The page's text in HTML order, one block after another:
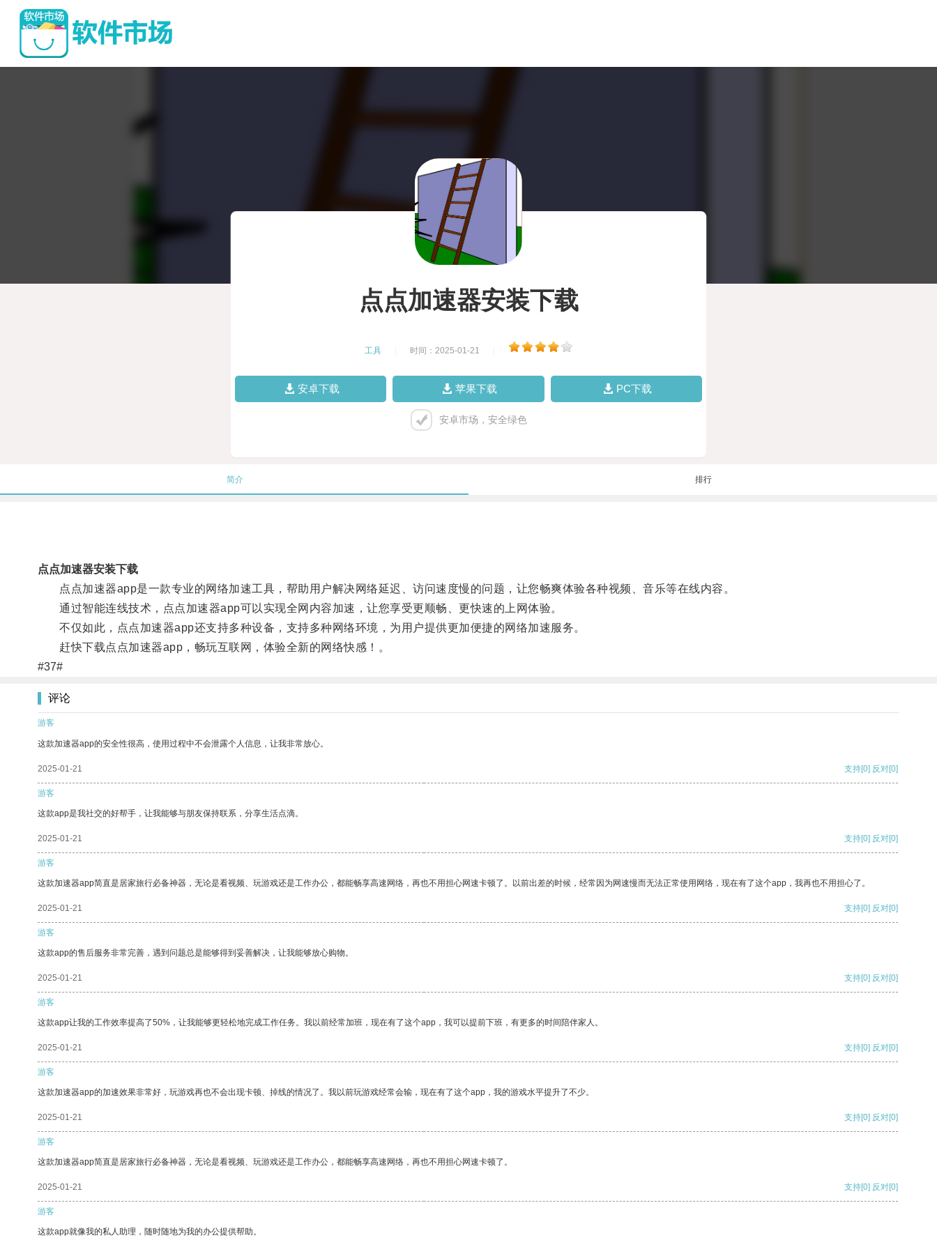
点点加速器安装下载
工具 时间：2025-01-21
安卓下载 苹果下载 PC下载
安卓市场，安全绿色
简介 排行
点点加速器安装下载
点点加速器app是一款专业的网络加速工具，帮助用户解决网络延迟、访问速度慢的问题，让您畅爽体验各种视频、音乐等在线内容。
通过智能连线技术，点点加速器app可以实现全网内容加速，让您享受更顺畅、更快速的上网体验。
不仅如此，点点加速器app还支持多种设备，支持多种网络环境，为用户提供更加便捷的网络加速服务。
赶快下载点点加速器app，畅玩互联网，体验全新的网络快感！。
#37#
评论
游客
这款加速器app的安全性很高，使用过程中不会泄露个人信息，让我非常放心。
2025-01-21 支持[0] 反对[0]
游客
这款app是我社交的好帮手，让我能够与朋友保持联系，分享生活点滴。
2025-01-21 支持[0] 反对[0]
游客
这款加速器app简直是居家旅行必备神器，无论是看视频、玩游戏还是工作办公，都能畅享高速网络，再也不用担心网速卡顿了。以前出差的时候，经常因为网速慢而无法正常使用网络，现在有了这个app，我再也不用担心了。
2025-01-21 支持[0] 反对[0]
游客
这款app的售后服务非常完善，遇到问题总是能够得到妥善解决，让我能够放心购物。
2025-01-21 支持[0] 反对[0]
游客
这款app让我的工作效率提高了50%，让我能够更轻松地完成工作任务。我以前经常加班，现在有了这个app，我可以提前下班，有更多的时间陪伴家人。
2025-01-21 支持[0] 反对[0]
游客
这款加速器app的加速效果非常好，玩游戏再也不会出现卡顿、掉线的情况了。我以前玩游戏经常会输，现在有了这个app，我的游戏水平提升了不少。
2025-01-21 支持[0] 反对[0]
游客
这款加速器app简直是居家旅行必备神器，无论是看视频、玩游戏还是工作办公，都能畅享高速网络，再也不用担心网速卡顿了。
2025-01-21 支持[0] 反对[0]
游客
这款app就像我的私人助理，随时随地为我的办公提供帮助。